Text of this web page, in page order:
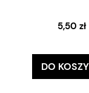
5,50 zł
DO